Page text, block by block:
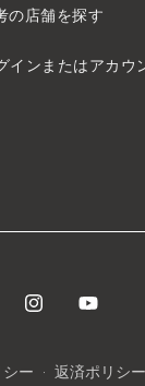
の店舗を探す
インまたはアカウ
ー 返済ポリシー